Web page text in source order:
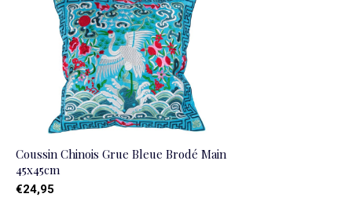
Coussin Chinois Grue Bleue Brodé Main
45x45cm
€24,95